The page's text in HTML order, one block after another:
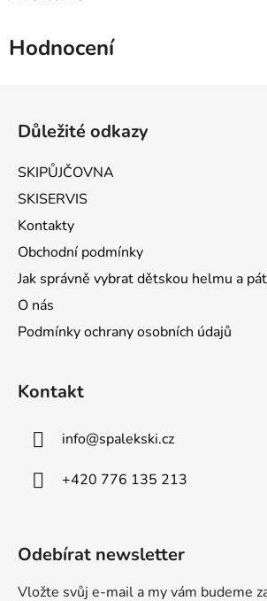
Hodnocení
Důležité odkazy
SKIPŮJČOVNA
SKISERVIS
Kontakty
Obchodní podmínky
Jak správně vybrat dětskou helmu a
O nás
Podmínky ochrany osobních údajů
Kontakt
info@spalekski.cz
+420 776 135 213
Odebírat newsletter
Vložte svůj e-mail a my vám budeme